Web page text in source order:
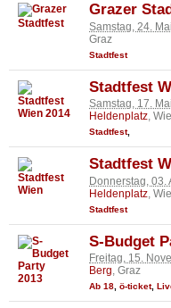
Grazer
Samstag, 24.
Graz
Stadtfest
Stadtfest
Samstag, 17.
Heldenplatz,
Stadtfest,
Stadtfest
Donnerstag, 03.
Heldenplatz ,
Stadtfest
S-Budget
Freitag, 15.
Berg, Graz
Ab 18 ö-ticket,